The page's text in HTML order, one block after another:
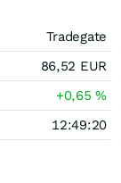
Tradegate
86,52 EUR
+0,65%
12:49:20